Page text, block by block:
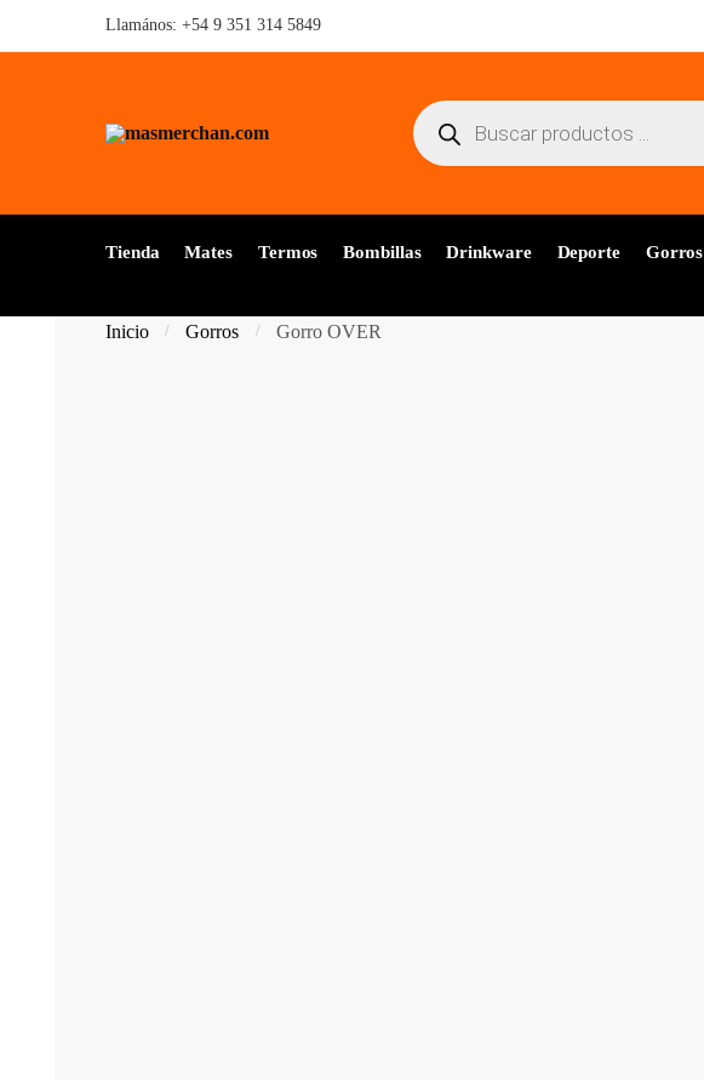
Llamános: +54 9 351 314 5849
Búsqueda
de
productos
Tienda Mates Termos Bombillas Drinkware Deporte Gorros
Inicio / Gorros / Gorro OVER